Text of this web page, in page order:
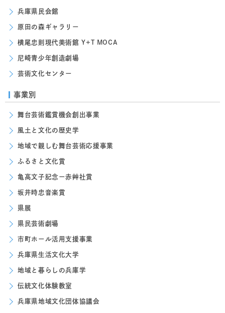
兵庫県民会館
原田の森ギャラリー
横尾忠則現代美術館 Y+T MOCA
尼崎青少年創造劇場
芸術文化センター
事業別
舞台芸術鑑賞機会創出事業
風土と文化の歴史学
地域で親しむ舞台芸術応援事業
ふるさと文化賞
亀高文子記念ー赤艸社賞
坂井時忠音楽賞
県展
県民芸術劇場
市町ホール活用支援事業
兵庫県生活文化大学
地域と暮らしの兵庫学
伝統文化体験教室
兵庫県地域文化団体協議会